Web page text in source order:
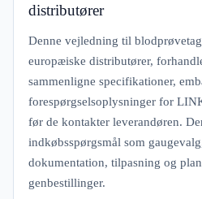
distributører
Denne vejledning til
europæiske distributører,
sammenligne specifikationer,
forespørgselsoplysninger for
før de kontakter leverandøren.
indkøbsspørgsmål som
dokumentation, tilpasning og
genbestillinger.